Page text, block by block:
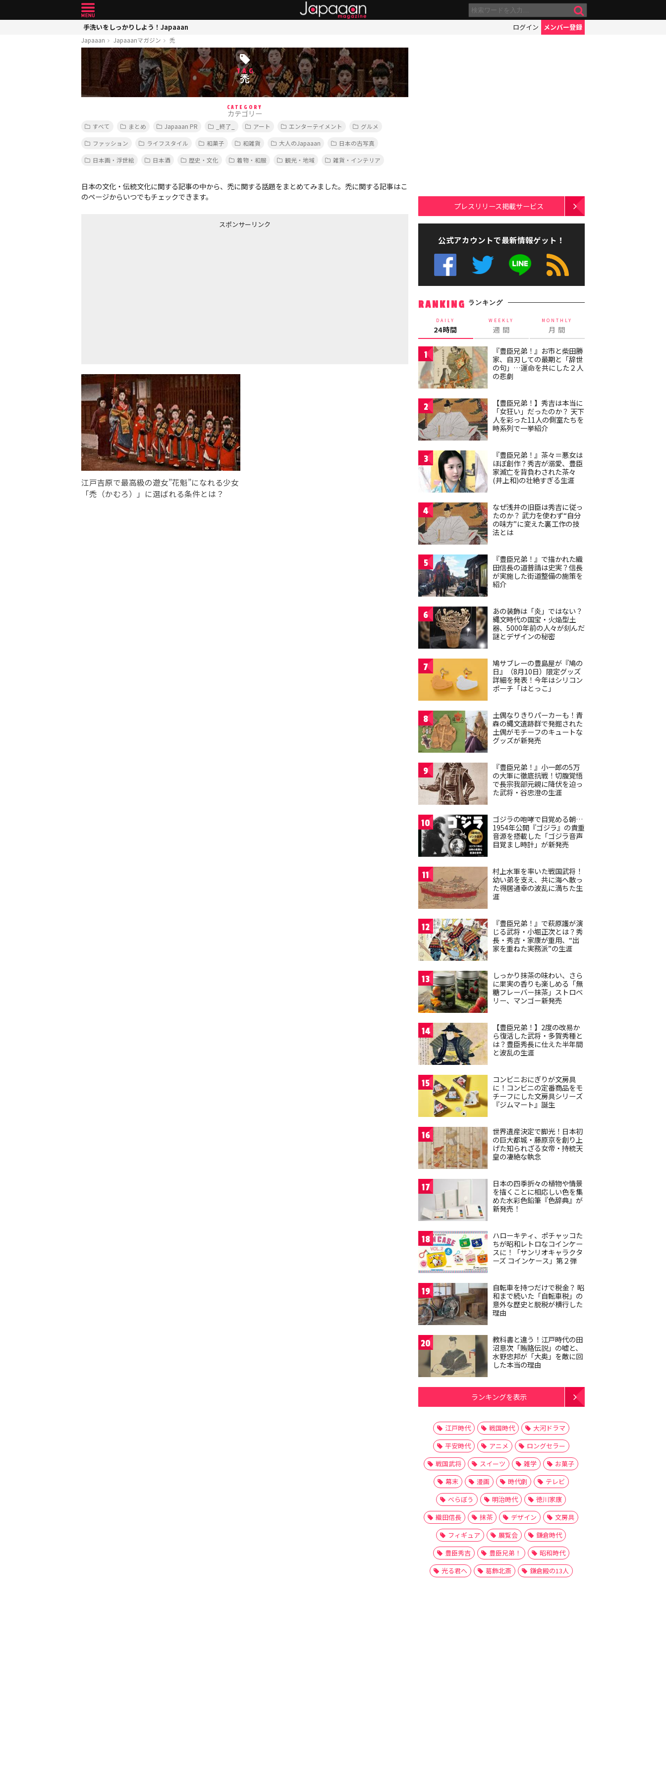
手洗いをしっかりしよう！Japaaan ログイン メンバー登録
Japaaan Japaaanマガジン 禿
TAG
禿
CATEGORY
カテゴリー
すべて まとめ Japaaan PR _終了_ アート エンターテイメント
グルメ
ファッション
ライフスタイル 和菓子 和雑貨 大人のJapaaan
日本の古写真
日本画・浮世絵
日本酒 歴史・文化 着物・和服 観光・地域 雑貨・インテリア
日本の文化・伝統文化に関する記事の中から、禿に関する話題をまとめてみました。禿に関する記事はこ
のページからいつでもチェックできます。
スポンサーリンク
江戸吉原で最高級の遊女”花魁”になれる少女
「禿（かむろ）」に選ばれる条件とは？
プレスリリース掲載サービス
公式アカウントで最新情報ゲット！
RANKING ランキング
DAILY
24時間
WEEKLY
週 間
MONTHLY
月 間
1
『豊臣兄弟！』お市と柴田勝
家、自刃しての最期と「辞世
の句」…運命を共にした２人
の悲劇
2
【豊臣兄弟！】秀吉は本当に
「女狂い」だったのか？ 天下
人を彩った11人の側室たちを
時系列で一挙紹介
3
『豊臣兄弟！』茶々＝悪女は
ほぼ創作？秀吉が溺愛、豊臣
家滅亡を背負わされた茶々
(井上和)の壮絶すぎる生涯
4
なぜ浅井の旧臣は秀吉に従っ
たのか？ 武力を使わず“自分
の味方”に変えた裏工作の技
法とは
5
『豊臣兄弟！』で描かれた織
田信長の道普請は史実？信長
が実施した街道整備の施策を
紹介
6
あの装飾は「炎」ではない？
縄文時代の国宝・火焔型土
器、5000年前の人々が刻んだ
謎とデザインの秘密
7
鳩サブレーの豊島屋が『鳩の
日』（8月10日）限定グッズ
詳細を発表！今年はシリコン
ポーチ「はとっこ」
8
土偶なりきりパーカーも！青
森の縄文遺跡群で発掘された
土偶がモチーフのキュートな
グッズが新発売
9
『豊臣兄弟！』小一郎の5万
の大軍に徹底抗戦！切腹覚悟
で長宗我部元親に降伏を迫っ
た武将・谷忠澄の生涯
10
ゴジラの咆哮で目覚める朝…
1954年公開『ゴジラ』の貴重
音源を搭載した「ゴジラ音声
目覚まし時計」が新発売
11
村上水軍を率いた戦国武将！
幼い弟を支え、共に海へ散っ
た得居通幸の波乱に満ちた生
涯
12
『豊臣兄弟！』で萩原護が演
じる武将・小堀正次とは？秀
長・秀吉・家康が重用、“出
家を重ねた実務派”の生涯
13
しっかり抹茶の味わい、さら
に果実の香りも楽しめる「無
糖フレーバー抹茶」ストロベ
リー、マンゴー新発売
14
【豊臣兄弟！】2度の改易か
ら復活した武将・多賀秀種と
は？豊臣秀長に仕えた半年間
と波乱の生涯
15
コンビニおにぎりが文房具
に！コンビニの定番商品をモ
チーフにした文房具シリーズ
『ジムマート』誕生
16
世界遺産決定で脚光！日本初
の巨大都城・藤原京を創り上
げた知られざる女帝・持統天
皇の凄絶な執念
17
日本の四季折々の植物や情景
を描くことに相応しい色を集
めた水彩色鉛筆『色辞典』が
新発売！
18
ハローキティ、ポチャッコた
ちが昭和レトロなコインケー
スに！「サンリオキャラクタ
ーズ コインケース」第２弾
19
自転車を持つだけで税金？ 昭
和まで続いた「自転車税」の
意外な歴史と脱税が横行した
理由
20
教科書と違う！江戸時代の田
沼意次「賄賂伝説」の嘘と、
水野忠邦が「大奥」を敵に回
した本当の理由
ランキングを表示
江戸時代 戦国時代
大河ドラマ
平安時代
アニメ
ロングセラー
戦国武将
スイーツ 雑学
お菓子
幕末
漫画 時代劇
テレビ
べらぼう
明治時代
徳川家康
織田信長
抹茶 デザイン
文房具
フィギュア
展覧会
鎌倉時代
豊臣秀吉
豊臣兄弟！
昭和時代
光る君へ
葛飾北斎 鎌倉殿の13人